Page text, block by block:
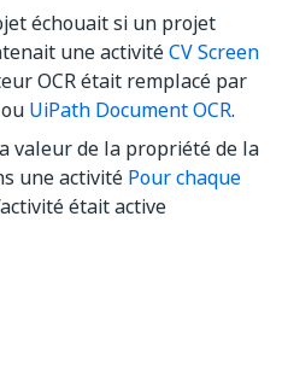
échouait si un projet
une activitéCV Screen
OCR était remplacé par
ou UiPath Document OCR.
valeur de la propriété de la
une activité Pour chaque
était active